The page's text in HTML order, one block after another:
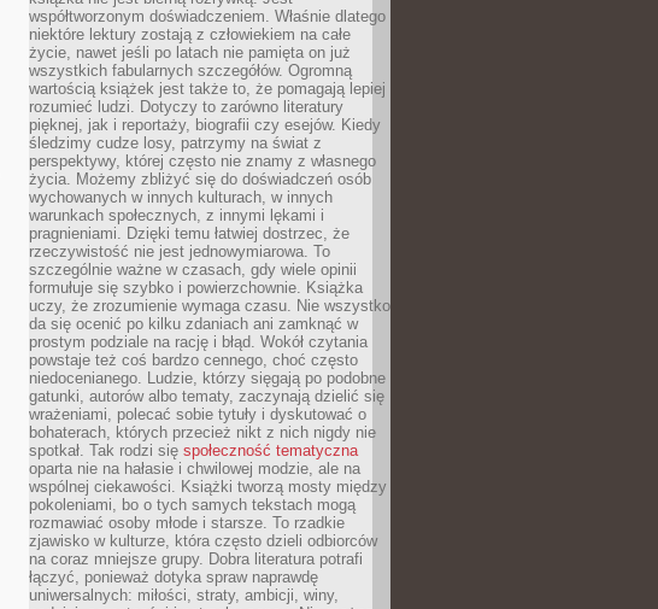
współtworzonym doświadczeniem. Właśnie dlatego
niektóre lektury zostają z człowiekiem na całe
życie, nawet jeśli po latach nie pamięta on już
wszystkich fabularnych szczegółów. Ogromną
wartością książek jest także to, że pomagają lepiej
rozumieć ludzi. Dotyczy to zarówno literatury
pięknej, jak i reportaży, biografii czy esejów. Kiedy
śledzimy cudze losy, patrzymy na świat z
perspektywy, której często nie znamy z własnego
życia. Możemy zbliżyć się do doświadczeń osób
wychowanych w innych kulturach, w innych
warunkach społecznych, z innymi lękami i
pragnieniami. Dzięki temu łatwiej dostrzec, że
rzeczywistość nie jest jednowymiarowa. To
szczególnie ważne w czasach, gdy wiele opinii
formułuje się szybko i powierzchownie. Książka
uczy, że zrozumienie wymaga czasu. Nie wszystko
da się ocenić po kilku zdaniach ani zamknąć w
prostym podziale na rację i błąd. Wokół czytania
powstaje też coś bardzo cennego, choć często
niedocenianego. Ludzie, którzy sięgają po podobne
gatunki, autorów albo tematy, zaczynają dzielić się
wrażeniami, polecać sobie tytuły i dyskutować o
bohaterach, których przecież nikt z nich nigdy nie
spotkał. Tak rodzi się społeczność tematyczna
oparta nie na hałasie i chwilowej modzie, ale na
wspólnej ciekawości. Książki tworzą mosty między
pokoleniami, bo o tych samych tekstach mogą
rozmawiać osoby młode i starsze. To rzadkie
zjawisko w kulturze, która często dzieli odbiorców
na coraz mniejsze grupy. Dobra literatura potrafi
łączyć, ponieważ dotyka spraw naprawdę
uniwersalnych: miłości, straty, ambicji, winy,